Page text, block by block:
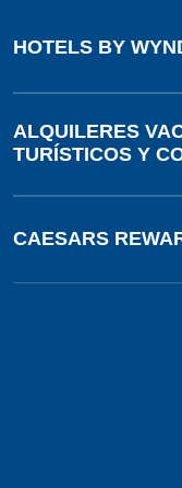
HOTELS BY
ALQUILERES
TURÍSTICOS Y
CAESARS